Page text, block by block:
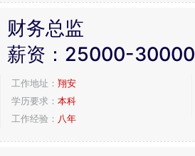
财务总监
薪资： 25000-30000
工作地址： 翔安
学历要求： 本科
工作经验： 八年